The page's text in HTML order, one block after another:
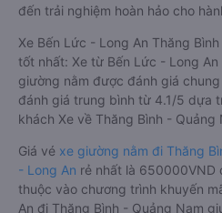
đến trải nghiệm hoàn hảo cho
Xe Bến Lức - Long An Thăng
tốt nhất: Xe từ Bến Lức - Long
giường nằm được đánh giá
đánh giá trung bình từ 4.1/5 dựa
khách Xe về Thăng Bình -
Giá vé xe giường nằm đi Thăng
- Long An rẻ nhất là 650000VND
thuộc vào chương trình khuyến
An đi Thăng Bình - Quảng Nam